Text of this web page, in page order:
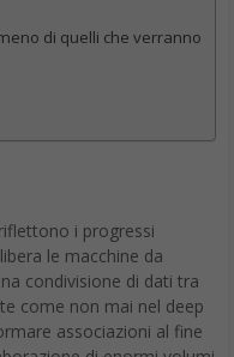
di quelli che verranno
i progressi
le macchine da
condivisione di dati tra
come non mai nel deep
associazioni al fine